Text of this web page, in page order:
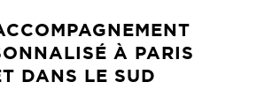
À PARIS
DANS LE SUD